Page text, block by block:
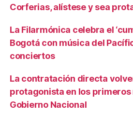
Corferias, alístese y sea
La Filarmónica celebra el
Bogotá con música del
conciertos
La contratación directa
protagonista en los primeros
Gobierno Nacional